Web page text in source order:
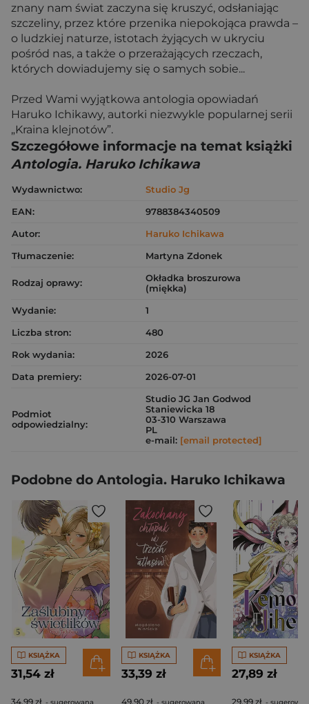
znany nam świat zaczyna się kruszyć, odsłaniając
szczeliny, przez które przenika niepokojąca prawda –
o ludzkiej naturze, istotach żyjących w ukryciu
pośród nas, a także o przerażających rzeczach,
których dowiadujemy się o samych sobie...
Przed Wami wyjątkowa antologia opowiadań
Haruko Ichikawy, autorki niezwykle popularnej serii
„Kraina klejnotów”.
Szczegółowe informacje na temat książki
Antologia. Haruko Ichikawa
Wydawnictwo:
Studio Jg
EAN:
9788384340509
Autor:
Haruko Ichikawa
Tłumaczenie:
Martyna Zdonek
Rodzaj oprawy:
Okładka broszurowa
(miękka)
Wydanie:
1
Liczba stron:
480
Rok wydania:
2026
Data premiery:
2026-07-01
Podmiot
odpowiedzialny:
Studio JG Jan Godwod
Staniewicka 18
03-310 Warszawa
PL
e-mail: [email protected]
Podobne do Antologia. Haruko Ichikawa
KSIĄŻKA
31,54 zł
34,99 zł
KSIĄŻKA
33,39 zł
49,90 zł
KSIĄŻKA
27,89 zł
29,99 zł